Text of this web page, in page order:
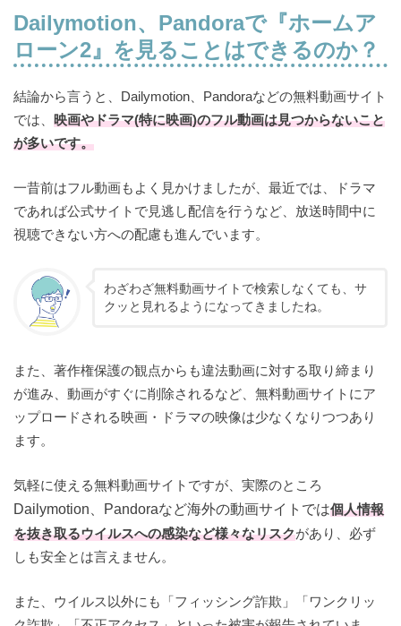
Dailymotion、Pandoraで『ホームア
ローン2』を見ることはできるのか？
結論から言うと、Dailymotion、Pandoraなどの無料動画サイト
では、 映画やドラマ(特に映画)のフル動画は見つからないこと
が多いです。
一昔前はフル動画もよく見かけましたが、最近では、ドラマ
であれば公式サイトで見逃し配信を行うなど、放送時間中に
視聴できない方への配慮も進んでいます。
わざわざ無料動画サイトで検索しなくても、サ
クッと見れるようになってきましたね。
また、著作権保護の観点からも違法動画に対する取り締まり
が進み、動画がすぐに削除されるなど、無料動画サイトにア
ップロードされる映画・ドラマの映像は少なくなりつつあり
ます。
気軽に使える無料動画サイトですが、実際のところ
Dailymotion、Pandoraなど海外の動画サイトでは個人情報
を抜き取るウイルスへの感染など様々なリスクがあり、必ず
しも安全とは言えません。
また、ウイルス以外にも「フィッシング詐欺」「ワンクリッ